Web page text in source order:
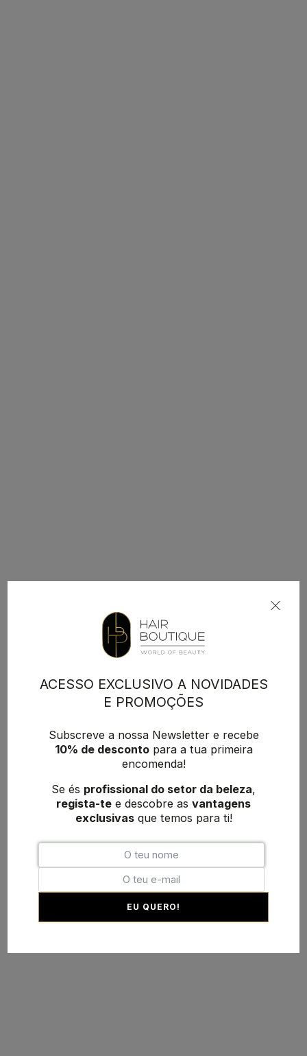
ACESSO EXCLUSIVO A NOVIDADES
E PROMOÇÕES
Subscreve a nossa Newsletter e recebe
10% de descontopara a tua primeira
encomenda!
Se és profissional do setor da beleza,
regista-te e descobre as vantagens
exclusivasque temos para ti!
EU QUERO!